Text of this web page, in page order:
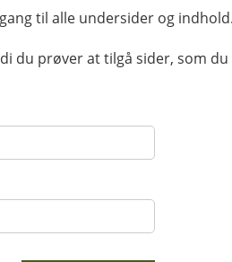
til alle undersider og indhold.
du prøver at tilgå sider, som